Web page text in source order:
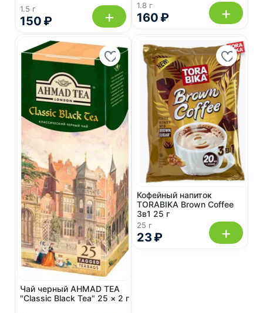
150 ₽
1.5 г + 160 ₽
1.8 г +
Чай черный AHMAD TEA
"Classic Black Tea" 25 × 2 г
23 ₽
Кофейный напиток
TORABIKA Brown Coffee
3в1 25 г
25 г +